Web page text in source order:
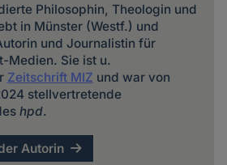
Philosophin, Theologin und
in Münster (Westf.) und
und Journalistin für
Medien. Sie ist u.
Zeitschrift MIZ und war von
stellvertretende
hpd.
Autorin